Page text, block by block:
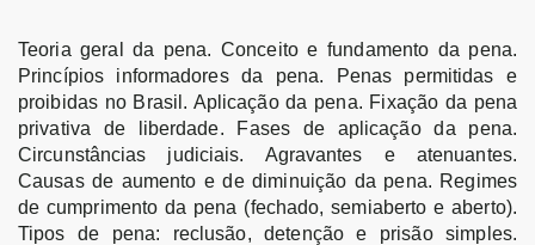
Teoria geral da pena. Conceito e fundamento da pena.
Princípios informadores da pena. Penas permitidas e
proibidas no Brasil. Aplicação da pena. Fixação da pena
privativa de liberdade. Fases de aplicação da pena.
Circunstâncias judiciais. Agravantes e atenuantes.
Causas de aumento e de diminuição da pena. Regimes
de cumprimento da pena (fechado, semiaberto e aberto).
Tipos de pena: reclusão, detenção e prisão simples.